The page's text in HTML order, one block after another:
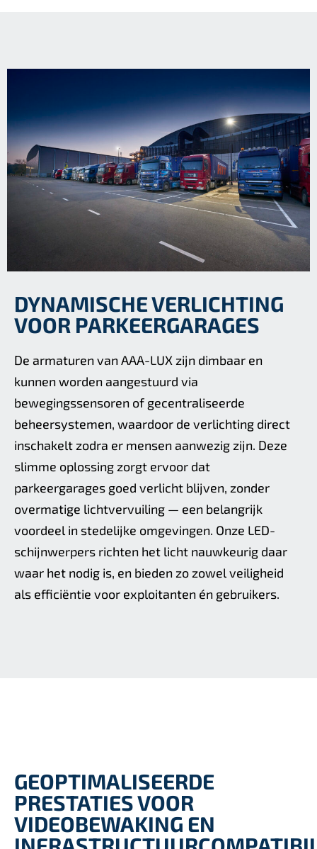
DYNAMISCHE VERLICHTING
VOOR PARKEERGARAGES
De armaturen van AAA-LUX zijn dimbaar en
kunnen worden aangestuurd via
bewegingssensoren of gecentraliseerde
beheersystemen, waardoor de verlichting direct
inschakelt zodra er mensen aanwezig zijn. Deze
slimme oplossing zorgt ervoor dat
parkeergarages goed verlicht blijven, zonder
overmatige lichtvervuiling — een belangrijk
voordeel in stedelijke omgevingen. Onze LED-
schijnwerpers richten het licht nauwkeurig daar
waar het nodig is, en bieden zo zowel veiligheid
als efficiëntie voor exploitanten én gebruikers.
GEOPTIMALISEERDE
PRESTATIES VOOR
VIDEOBEWAKING EN